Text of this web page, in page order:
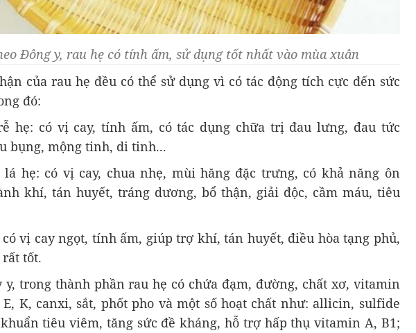
Đông y, rau hẹ có tính ấm, sử dụng tốt nhất vào mùa xuân
của rau hẹ đều có thể sử dụng vì có tác động tích cực đến sức
đó:
hẹ: có vị cay, tính ấm, có tác dụng chữa trị đau lưng, đau tức
bụng, mộng tinh, di tinh...
lá hẹ: có vị cay, chua nhẹ, mùi hăng đặc trưng, có khả năng ôn
khí, tán huyết, tráng dương, bổ thận, giải độc, cầm máu, tiêu
có vị cay ngọt, tính ấm, giúp trợ khí, tán huyết, điều hòa tạng phủ,
tốt.
y, trong thành phần rau hẹ có chứa đạm, đường, chất xơ, vitamin
E, K, canxi, sắt, phốt pho và một số hoạt chất như: allicin, sulfide
tiêu viêm, tăng sức đề kháng, hỗ trợ hấp thụ vitamin A, B1;